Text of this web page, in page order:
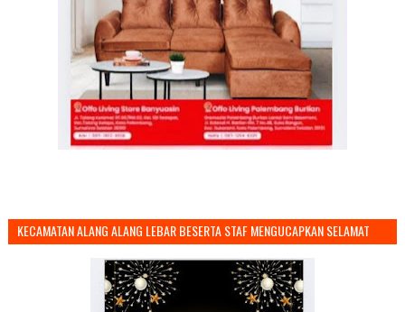
KECAMATAN ALANG ALANG LEBAR BESERTA STAF MENGUCAPKAN SELAMAT